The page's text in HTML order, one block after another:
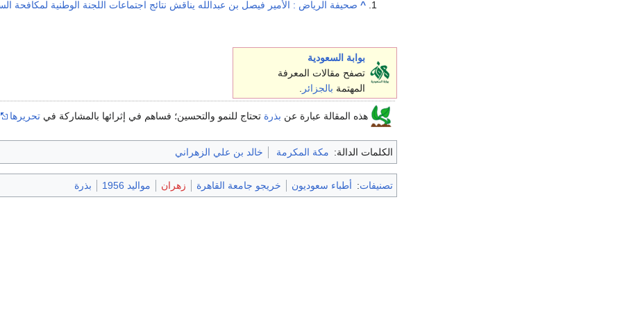
^ صحيفة الرياض : الأمير فيصل بن عبدالله يناقش نتائج اجتماعات اللجنة الوطنية لمكافحة
بوابة السعودية
تصفح مقالات المعرفة
المهتمة بالجزائر
هذه المقالة عبارة عن بذرة تحتاج للنمو والتحسين؛ فساهم في إثرائها بالمشاركة في تحريرها
الكلمات الدالة: مكة المكرمة خالد بن علي الزهراني
تصنيفات: أطباء سعوديون خريجو جامعة القاهرة زهران مواليد 1956 بذرة